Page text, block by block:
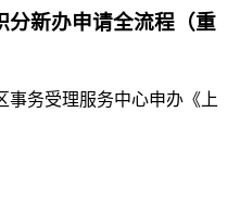
分新办申请全流程（重
务受理服务中心申办《上